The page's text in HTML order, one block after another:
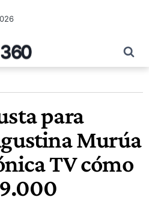
para
Murúa
TV cómo